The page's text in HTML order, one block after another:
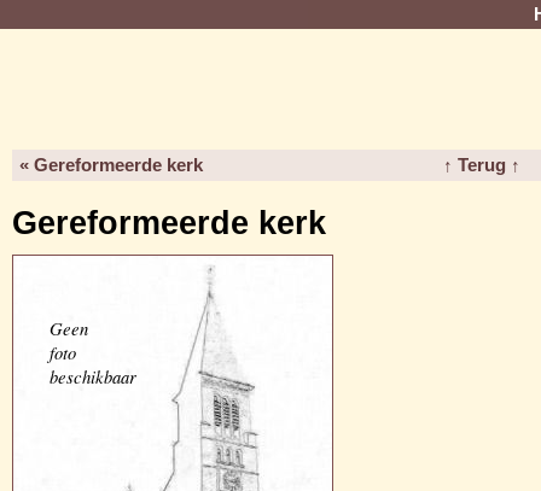
« Gereformeerde kerk ↑ Terug ↑
Gereformeerde kerk
Geen
foto
beschikbaar